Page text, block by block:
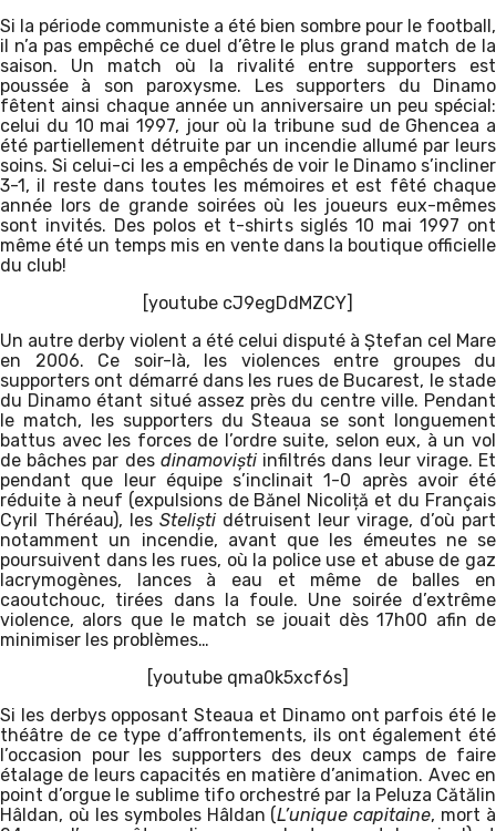
Si la période communiste a été bien sombre pour le football,
il n’a pas empêché ce duel d’être le plus grand match de la
saison. Un match où la rivalité entre supporters est
poussée à son paroxysme. Les supporters du Dinamo
fêtent ainsi chaque année un anniversaire un peu spécial:
celui du 10 mai 1997, jour où la tribune sud de Ghencea a
été partiellement détruite par un incendie allumé par leurs
soins. Si celui-ci les a empêchés de voir le Dinamo s’incliner
3-1, il reste dans toutes les mémoires et est fêté chaque
année lors de grande soirées où les joueurs eux-mêmes
sont invités. Des polos et t-shirts siglés 10 mai 1997 ont
même été un temps mis en vente dans la boutique officielle
du club!
[youtube cJ9egDdMZCY]
Un autre derby violent a été celui disputé à Ștefan cel Mare
en 2006. Ce soir-là, les violences entre groupes du
supporters ont démarré dans les rues de Bucarest, le stade
du Dinamo étant situé assez près du centre ville. Pendant
le match, les supporters du Steaua se sont longuement
battus avec les forces de l’ordre suite, selon eux, à un vol
de bâches par des dinamoviști infiltrés dans leur virage. Et
pendant que leur équipe s’inclinait 1-0 après avoir été
réduite à neuf (expulsions de Bănel Nicoliță et du Français
Cyril Théréau), les Steliști détruisent leur virage, d’où part
notamment un incendie, avant que les émeutes ne se
poursuivent dans les rues, où la police use et abuse de gaz
lacrymogènes, lances à eau et même de balles en
caoutchouc, tirées dans la foule. Une soirée d’extrême
violence, alors que le match se jouait dès 17h00 afin de
minimiser les problèmes…
[youtube qma0k5xcf6s]
Si les derbys opposant Steaua et Dinamo ont parfois été le
théâtre de ce type d’affrontements, ils ont également été
l’occasion pour les supporters des deux camps de faire
étalage de leurs capacités en matière d’animation. Avec en
point d’orgue le sublime tifo orchestré par la Peluza Cătălin
Hâldan, où les symboles Hâldan (L’unique capitaine, mort à